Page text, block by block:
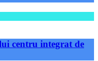
centru integrat de